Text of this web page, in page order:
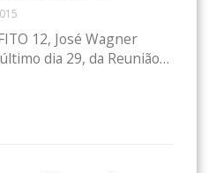
12, José Wagner
dia 29, da Reunião…